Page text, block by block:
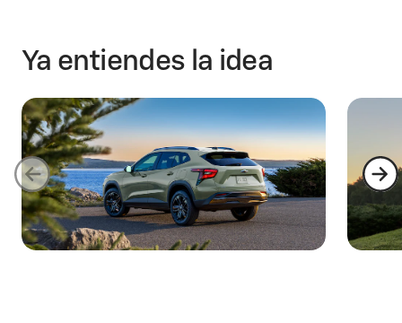
Ya entiendes la idea